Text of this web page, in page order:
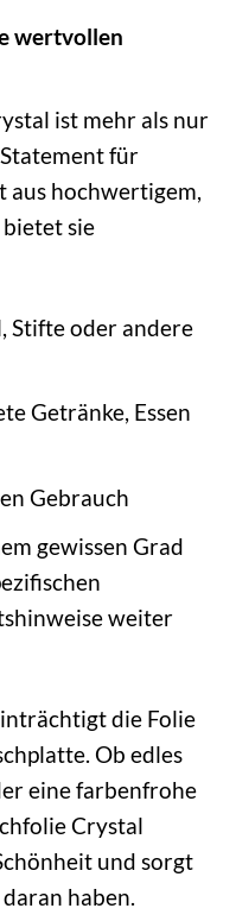
wertvollen
ist mehr als nur
für
hochwertigem,
sie
Stifte oder andere
Getränke, Essen
Gebrauch
gewissen Grad
weiter
die Folie
Ob edles
eine farbenfrohe
Crystal
und sorgt
haben.